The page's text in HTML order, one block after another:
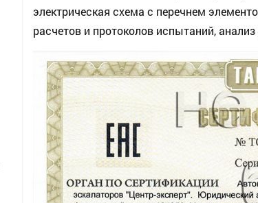
электрическая схема с перечнем
расчетов и протоколов испытаний, анализ